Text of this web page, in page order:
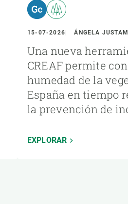
15-07-2026 ÁNGELA
Una nueva
CREAF permite
humedad de la
España en tiempo
la prevención de
EXPLORAR